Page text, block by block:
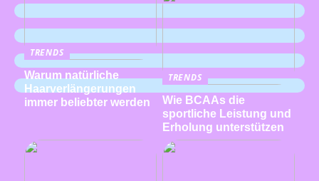
TRENDS
Warum natürliche
Haarverlängerungen
immer beliebter werden
TRENDS
Wie BCAAs die
sportliche Leistung und
Erholung unterstützen